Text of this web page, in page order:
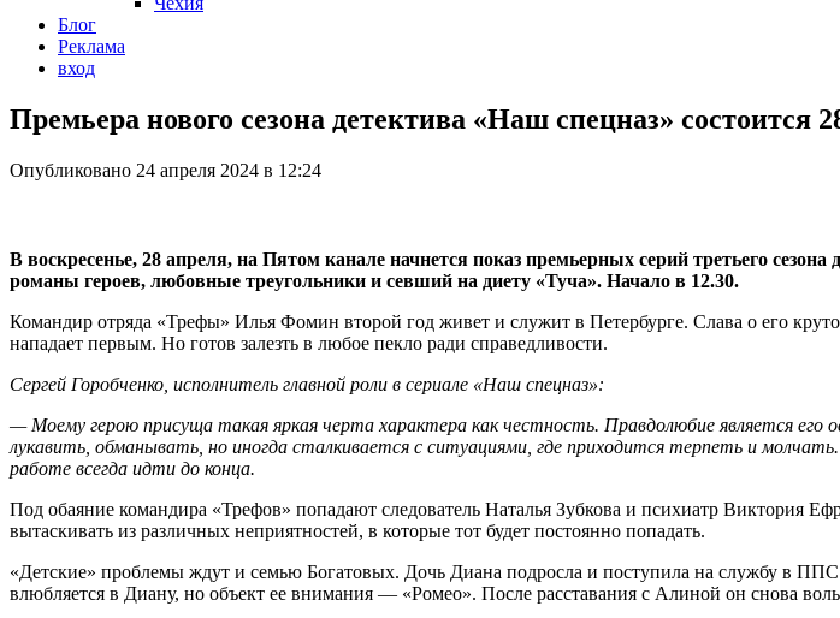
Блог
Реклама
вход
Премьера нового сезона детектива «Наш спецназ» состоится
Опубликовано 24 апреля 2024 в 12:24
В воскресенье, 28 апреля, на Пятом канале начнется показ премьерных серий третьего
романы героев, любовные треугольники и севший на диету «Туча». Начало в 12.30.
Командир отряда «Трефы» Илья Фомин второй год живет и служит в Петербурге. Слава о его
нападает первым. Но готов залезть в любое пекло ради справедливости.
Сергей Горобченко, исполнитель главной роли в сериале «Наш спецназ»:
— Моему герою присуща такая яркая черта характера как честность. Правдолюбие является
лукавить, обманывать, но иногда сталкивается с ситуациями, где приходится терпеть и
работе всегда идти до конца.
Под обаяние командира «Трефов» попадают следователь Наталья Зубкова и психиатр Виктория
вытаскивать из различных неприятностей, в которые тот будет постоянно попадать.
«Детские» проблемы ждут и семью Богатовых. Дочь Диана подросла и поступила на службу в
влюбляется в Диану, но объект ее внимания — «Ромео». После расставания с Алиной он снова